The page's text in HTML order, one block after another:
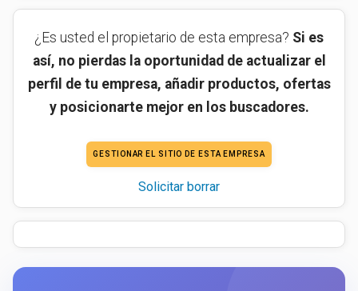
¿Es usted el propietario de esta empresa? Si es
así, no pierdas la oportunidad de actualizar el
perfil de tu empresa, añadir productos, ofertas
y posicionarte mejor en los buscadores.
GESTIONAR EL SITIO DE ESTA EMPRESA
Solicitar borrar